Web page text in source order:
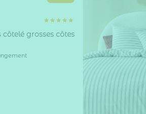
grosses côtes